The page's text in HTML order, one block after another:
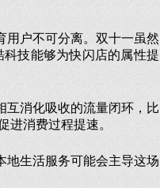
户不可分离。双十一虽然
技能够为快闪店的属性提
互消化吸收的流量闭环，比
进消费过程提速。
地生活服务可能会主导这场